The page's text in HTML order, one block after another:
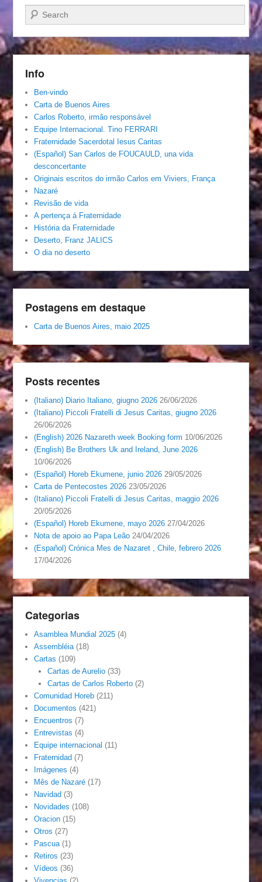
Pesquisar…
Info
Ben-vindo
Carta de Buenos Aires
Carlos Roberto, irmâo responsável
Equipe Internacional. Tino FERRARI
Fraternidade Sacerdotal Iesus Caritas
(Español) San Carlos de FOUCAULD, una vida
desconcertante
Originais escritos do irmão Carlos em Viviers, França
Nazaré
Revisão de vida
A pertença á Fraternidade
História da Fraternidade
Deserto, Franz JALICS
O dia no deserto
Postagens em destaque
Carta de Buenos Aires, maio 2025
Posts recentes
(Italiano) Diario Italiano, giugno 2026 26/06/2026
(Italiano) Piccoli Fratelli di Jesus Caritas, giugno 2026
26/06/2026
(English) 2026 Nazareth week Booking form 10/06/2026
(English) Be Brothers Uk and Ireland, June 2026
10/06/2026
(Español) Horeb Ekumene, junio 2026 29/05/2026
Carta de Pentecostes 2026 23/05/2026
(Italiano) Piccoli Fratelli di Jesus Caritas, maggio 2026
20/05/2026
(Español) Horeb Ekumene, mayo 2026 27/04/2026
Nota de apoio ao Papa Leão 24/04/2026
(Español) Crónica Mes de Nazaret , Chile, febrero 2026
17/04/2026
Categorias
Asamblea Mundial 2025 (4)
Assembléia (18)
Cartas (109)
Cartas de Aurelio(33)
Cartas de Carlos Roberto(2)
Comunidad Horeb (211)
Documentos (421)
Encuentros (7)
Entrevistas (4)
Equipe internacional (11)
Fraternidad (7)
Imágenes (4)
Mês de Nazaré (17)
Navidad (3)
Novidades (108)
Oracion (15)
Otros (27)
Pascua (1)
Retiros (23)
Vídeos (36)